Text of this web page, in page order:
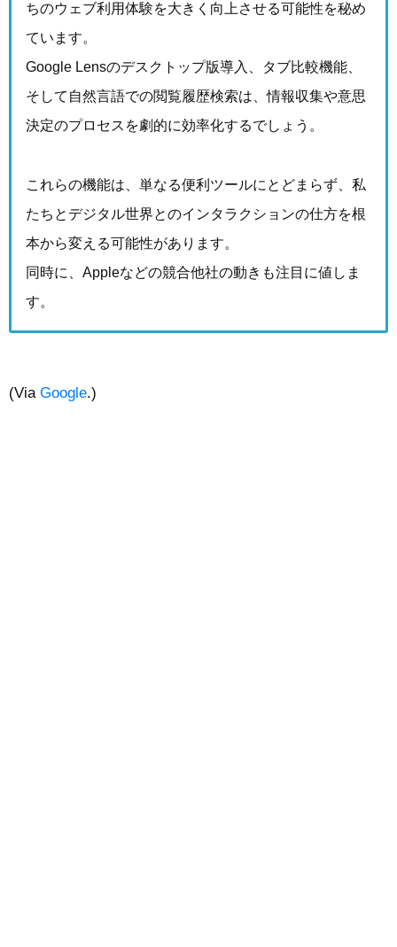
ちのウェブ利用体験を大きく向上させる可能性を秘め
ています。
Google Lensのデスクトップ版導入、タブ比較機能、
そして自然言語での閲覧履歴検索は、情報収集や意思
決定のプロセスを劇的に効率化するでしょう。
これらの機能は、単なる便利ツールにとどまらず、私
たちとデジタル世界とのインタラクションの仕方を根
本から変える可能性があります。
同時に、Appleなどの競合他社の動きも注目に値しま
す。
(Via Google.)